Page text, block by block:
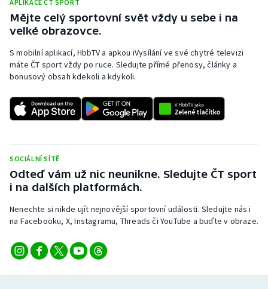
Rychlobruslení
Rychlostní kanoistika
Short track
Sportovní střelba
Triatlon
Veslování
Vodní slalom
Volejbal
Ostatní
APLIKACE ČT SPORT
Mějte celý sportovní svět vždy u sebe i na
velké obrazovce.
S mobilní aplikací, HbbTV a apkou iVysílání ve své chytré televizi
máte ČT sport vždy po ruce. Sledujte přímé přenosy, články a
bonusový obsah kdekoli a kdykoli.
SOCIÁLNÍ SÍTĚ
Odteď vám už nic neunikne. Sledujte ČT sport
i na dalších platformách.
Nenechte si nikde ujít nejnovější sportovní události. Sledujte nás i
na Facebooku, X, Instagramu, Threads či YouTube a buďte v obraze.